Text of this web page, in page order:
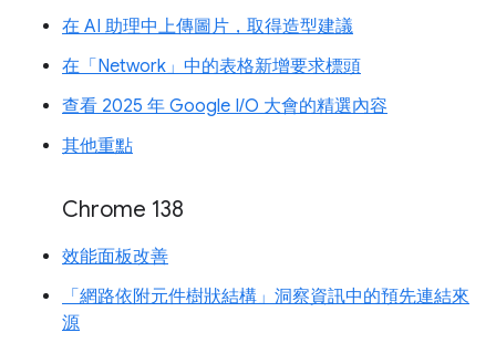
在 AI 助理中上傳圖片，取得造型建議
在「Network」中的表格新增要求標頭
查看 2025 年 Google I/O 大會的精選內容
其他重點
Chrome 138
效能面板改善
「網路依附元件樹狀結構」洞察資訊中的預先連結來
源